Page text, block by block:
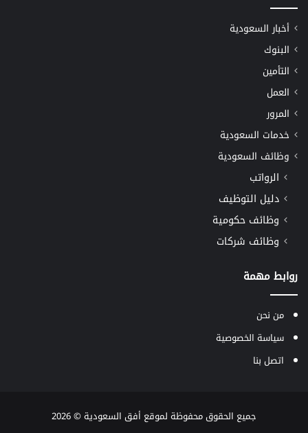
أخبار السعودية
البنوك
التأمين
العمل
المرور
خدمات السعودية
وظائف السعودية
الرواتب
دليل التوظيف
وظائف حكومية
وظائف شركات
روابط مهمة
من نحن
سياسة الخصوصية
اتصل بنا
جميع الحقوق محفوظة لموقع أفق السعودية © 2026